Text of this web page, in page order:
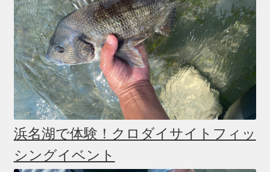
浜名湖で体験！クロダイサイトフィッ
シングイベント